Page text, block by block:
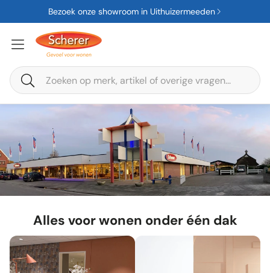
Bezoek onze showroom in Uithuizermeeden
Zoeken
Alles voor wonen onder één dak